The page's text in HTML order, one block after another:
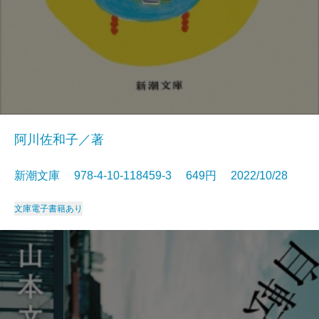
阿川佐和子／著
新潮文庫 978-4-10-118459-3 649円 2022/10/28
文庫電子書籍あり